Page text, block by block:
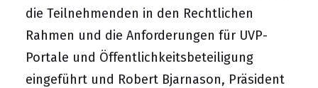
die Teilnehmenden in den Rechtlichen
Rahmen und die Anforderungen für UVP-
Portale und Öffentlichkeitsbeteiligung
eingeführt und Robert Bjarnason, Präsident